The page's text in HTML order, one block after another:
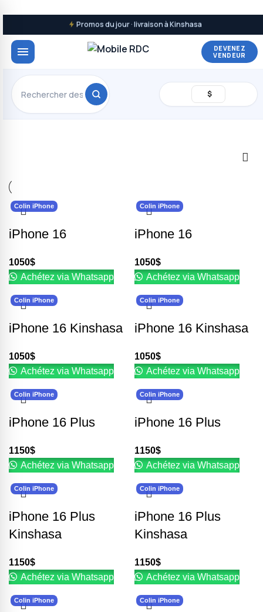
Promos du jour · livraison à Kinshasa
DEVENEZ
VENDEUR
$
Colin iPhone
iPhone 16
1050$
Achétez via Whatsapp
Colin iPhone
iPhone 16
1050$
Achétez via Whatsapp
Colin iPhone
iPhone 16 Kinshasa
1050$
Achétez via Whatsapp
Colin iPhone
iPhone 16 Kinshasa
1050$
Achétez via Whatsapp
Colin iPhone
iPhone 16 Plus
1150$
Achétez via Whatsapp
Colin iPhone
iPhone 16 Plus
1150$
Achétez via Whatsapp
Colin iPhone
iPhone 16 Plus
Kinshasa
1150$
Achétez via Whatsapp
Colin iPhone
iPhone 16 Plus
Kinshasa
1150$
Achétez via Whatsapp
Colin iPhone Colin iPhone